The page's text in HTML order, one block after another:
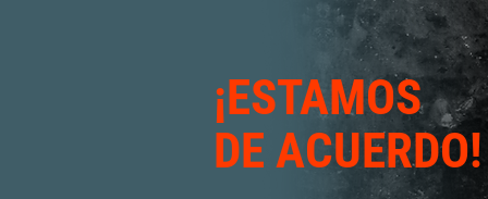
¡ESTAMOS
DE ACUERDO!